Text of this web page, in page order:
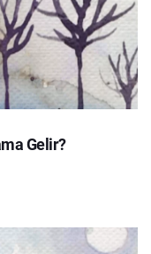
Gelir?